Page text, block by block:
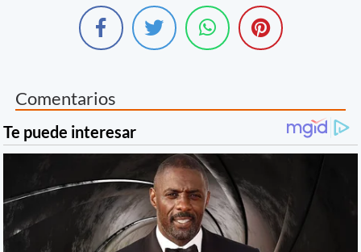
Comentarios